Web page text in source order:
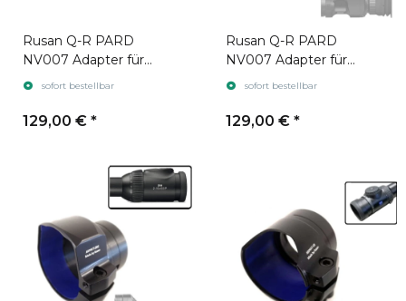
Rusan Q-R PARD
NV007 Adapter für
Zielfernrohr Swarovski
sofort bestellbar
129,00 € *
Rusan Q-R PARD
NV007 Adapter für
Zielfernrohr Swarovski
sofort bestellbar
129,00 € *